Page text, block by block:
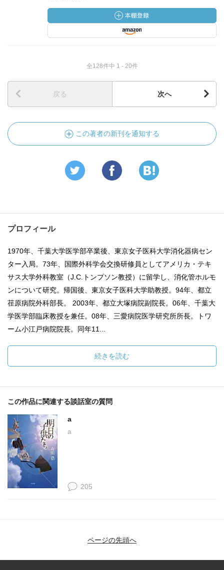
全128件中 1 - 20件
戻る 次へ
この著者の新刊を通知する
プロフィール
1970年、千葉大学医学部卒業後、東京女子医科大学消化器病セン
ター入局。73年、国際外科学会交換研修員としてアメリカ・テキ
サス大学外科教室（J.C.トンプソン教授）に留学し、消化管ホルモ
ンについて研究。帰国後、東京女子医科大学助教授。94年、都立
荏原病院外科部長。 2003年、都立大塚病院副院長。06年、千葉大
学医学部臨床教授を兼任。08年、三愛病院医学研究所所長。トワ
ーム小江戸病院院長。同年11...
続きを読む
この作品に関連する談話室の質問
a
a
205
ページの先頭へ